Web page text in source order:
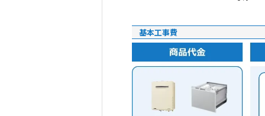
基本工事費